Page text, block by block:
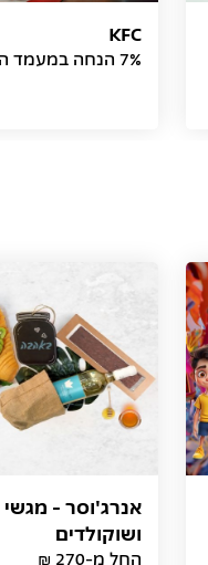
KFC
7% הנחה במעמד החיוב
אנרג'וסר - מגשי
ושוקולדים
החל מ-270 ₪